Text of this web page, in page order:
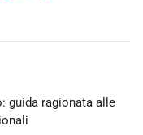
guida ragionata alle